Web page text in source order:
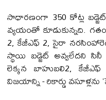
సాధారణంగా 350 కోట్ల
వ్యయంతో కూడుకున్నది.
2, కేజీఎఫ్ 2, సైరా
స్థాయి బడ్జెట్ అవ్వలేదని సినీ
లెక్కన బాహుబలి2,
విజయాన్ని - రికార్డు